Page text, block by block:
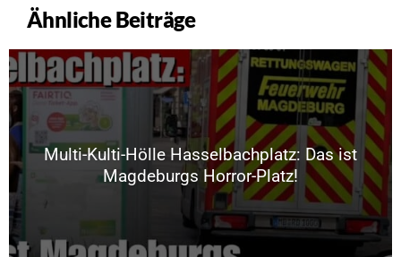
Ähnliche Beiträge
Multi-Kulti-Hölle Hasselbachplatz: Das ist
Magdeburgs Horror-Platz!